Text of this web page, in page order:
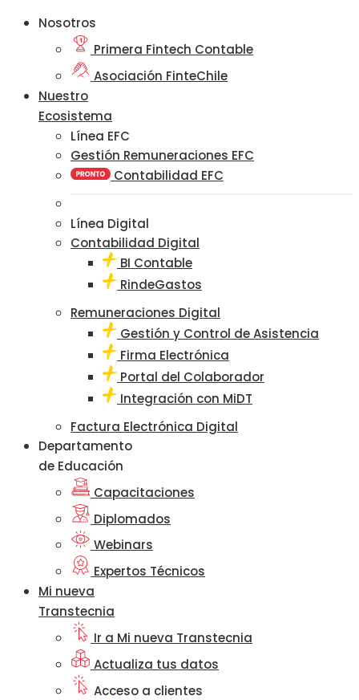
Nosotros
Primera Fintech Contable
Asociación FinteChile
Nuestro
Ecosistema
Línea EFC
Gestión Remuneraciones EFC
Contabilidad EFC
Línea Digital
Contabilidad Digital
BI Contable
RindeGastos
Remuneraciones Digital
Gestión y Control de Asistencia
Firma Electrónica
Portal del Colaborador
Integración con MiDT
Factura Electrónica Digital
Departamento
de Educación
Capacitaciones
Diplomados
Webinars
Expertos Técnicos
Mi nueva
Transtecnia
Ir a Mi nueva Transtecnia
Actualiza tus datos
Acceso a clientes